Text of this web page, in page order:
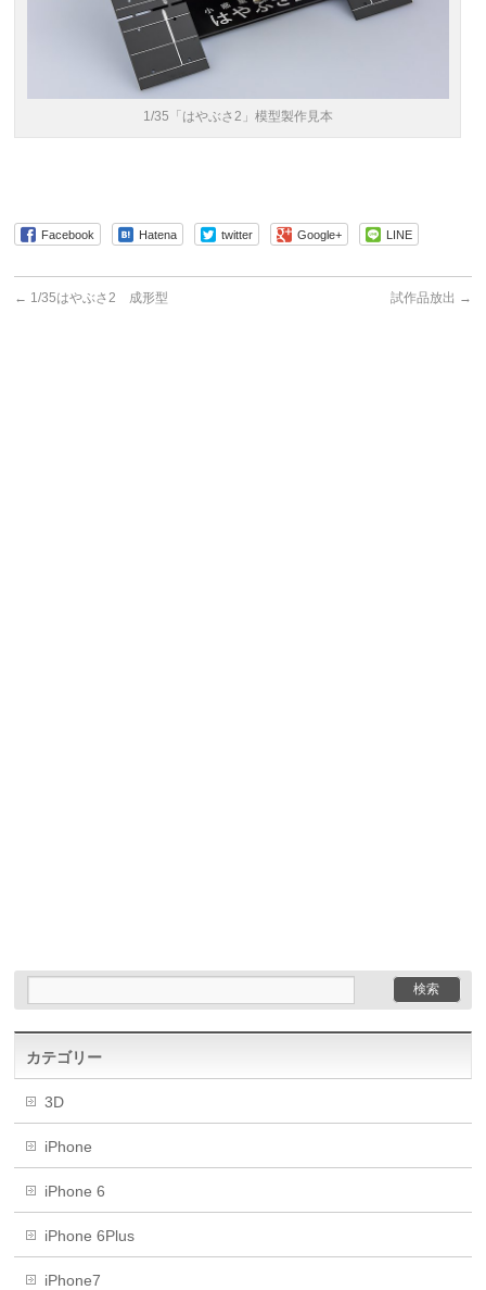
1/35「はやぶさ2」模型製作見本
Facebook Hatena twitter Google+ LINE
← 1/35はやぶさ2 成形型 試作品放出 →
カテゴリー
3D
iPhone
iPhone 6
iPhone 6Plus
iPhone7